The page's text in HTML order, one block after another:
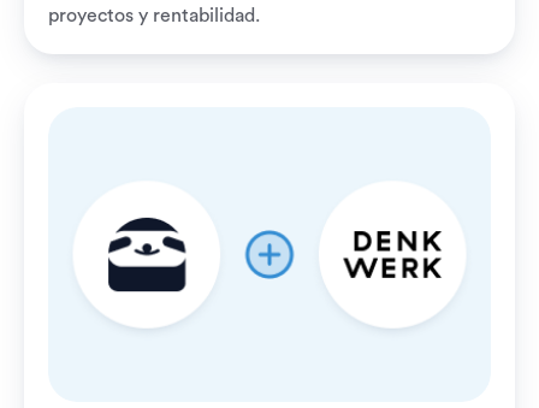
proyectos y rentabilidad.